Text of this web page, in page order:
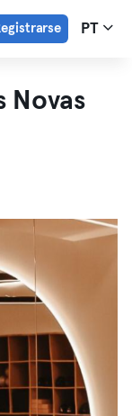
PT
Novas